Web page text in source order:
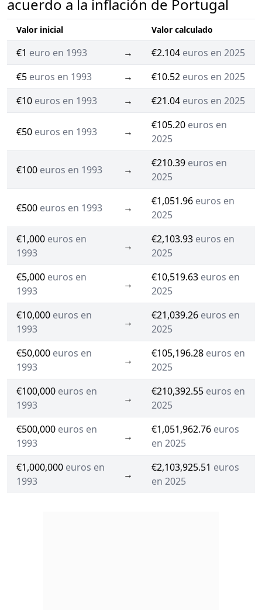
acuerdo a la inflación de Portugal
Valor inicial Valor calculado
€1 euro en 1993 → €2.104 euros en 2025
€5 euros en 1993 → €10.52 euros en 2025
€10 euros en 1993 → €21.04 euros en 2025
€50 euros en 1993 →
€105.20 euros en
2025
€100 euros en 1993 →
€210.39 euros en
2025
€500 euros en 1993 →
€1,051.96 euros en
2025
€1,000 euros en
1993
→
€2,103.93 euros en
2025
€5,000 euros en
1993
→
€10,519.63 euros en
2025
€10,000 euros en
1993
→
€21,039.26 euros en
2025
€50,000 euros en
1993
→
€105,196.28 euros en
2025
€100,000 euros en
1993
→
€210,392.55 euros en
2025
€500,000 euros en
1993
→
€1,051,962.76 euros
en 2025
€1,000,000 euros en
1993
→
€2,103,925.51 euros
en 2025